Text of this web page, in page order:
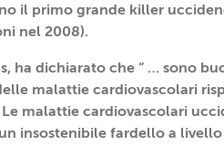
il primo grande killer
nel 2008).
ha dichiarato che “ … sono
malattie cardiovascolari
malattie cardiovascolari
insostenibile fardello a